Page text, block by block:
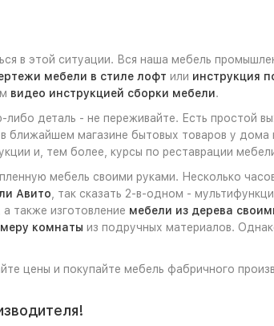
в этой ситуации. Вся наша мебель
мебели в стиле лофт или инструкция
видео инструкцией сборки мебели.
деталь - не переживайте. Есть простой
ближайшем магазине бытовых товаров у дома
и, тем более, курсы по реставрации
мебель своими руками. Несколько
Авито , так сказать 2-в-одном -
, а также изготовление мебели из дерева
комнаты из подручных материалов.
цены и покупайте мебель фабричного